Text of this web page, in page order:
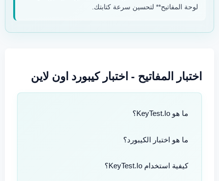
لوحة المفاتيح** لتحسين سرعة كتابتك.
اختبار المفاتيح - اختبار كيبورد اون لاين
ما هو KeyTest.io؟
ما هو اختبار الكيبورد؟
كيفية استخدام KeyTest.io؟